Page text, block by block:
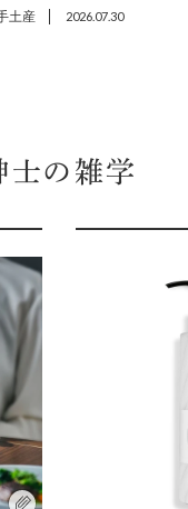
土産 2026.07.30
士の雑学